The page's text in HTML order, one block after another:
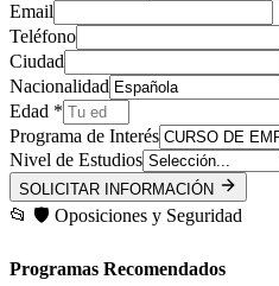
Email
Teléfono
Ciudad
Nacionalidad
Edad *
Programa de Interés
Nivel de Estudios
SOLICITAR INFORMACIÓN
📂 🛡️ Oposiciones y Seguridad
Programas Recomendados